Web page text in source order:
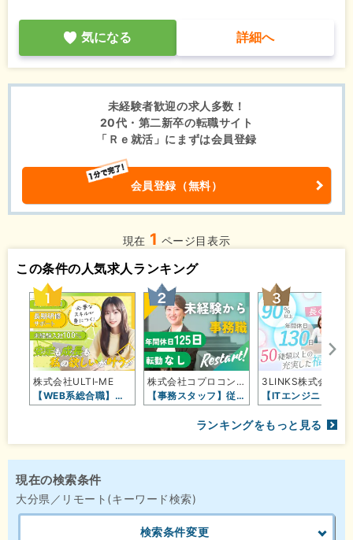
気になる 詳細へ
未経験者歓迎の求人多数！
20代・第二新卒の転職サイト
「Ｒｅ就活」にまずは会員登録
会員登録（無料）
現在 1 ページ目表示
この条件の人気求人ランキング
株式会社ULTI‐ME
【WEB系総合職】未経験OK／フル…
株式会社コプロコンストラクション【…
【事務スタッフ】従業員数4,800…
3LINKS株式会社
ランキングをもっと見る
現在の検索条件
大分県／リモート(キーワード検索)
検索条件変更